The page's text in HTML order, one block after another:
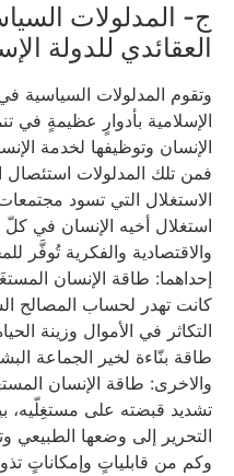
ج- المدلولات
العقائدي للدولة
وتقوم المدلولات السياسية
الإسلامية بأدوارٍ عظيمةٍ في
الإنسان وتوظيفها لخدمة
فمن تلك المدلولات استئصال
الاستغلال التي تسود
استغلال أخيه الإنسان في كلّ
والاقتصادية والفكرية تُوفَّر
إحداهما: طاقة الإنسان
كانت تهدر لحساب المصالح
التكاثر في الأموال وزينة
طاقة بنّاءة لخير الجماعة
والاخرى‏: طاقة الإنسان
تشديد قبضته على مستغِلّيه،
التحرير إلى وضعها الطبيعي
وكم من قابلياتٍ